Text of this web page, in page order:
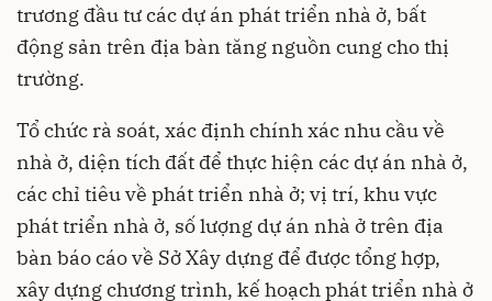
trương đầu tư các dự án phát triển nhà ở, bất
động sản trên địa bàn tăng nguồn cung cho thị
trường.
Tổ chức rà soát, xác định chính xác nhu cầu về
nhà ở, diện tích đất để thực hiện các dự án nhà ở,
các chỉ tiêu về phát triển nhà ở; vị trí, khu vực
phát triển nhà ở, số lượng dự án nhà ở trên địa
bàn báo cáo về Sở Xây dựng để được tổng hợp,
xây dựng chương trình, kế hoạch phát triển nhà ở